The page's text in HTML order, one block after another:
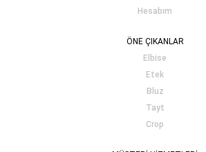
Hesabım
ÖNE ÇIKANLAR
Elbise
Etek
Bluz
Tayt
Crop